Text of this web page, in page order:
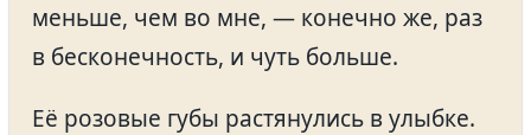
меньше, чем во мне, — конечно же, раз
в бесконечность, и чуть больше.
Её розовые губы растянулись в улыбке.